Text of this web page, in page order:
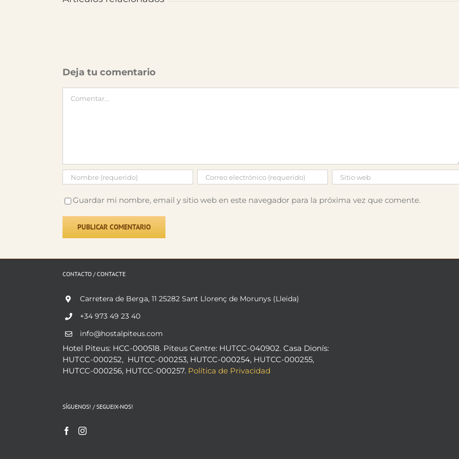
Deja tu comentario
Guardar mi nombre, email y sitio web en este navegador para la próxima vez que comente.
CONTACTO / CONTACTE
Carretera de Berga, 11 25282 Sant Llorenç de Morunys (Lleida)
+34 973 49 23 40
info@hostalpiteus.com
Hotel Piteus: HCC-000518. Piteus Centre: HUTCC-040902. Casa Dionís:
HUTCC-000252, HUTCC-000253, HUTCC-000254, HUTCC-000255,
HUTCC-000256, HUTCC-000257. Política de Privacidad
SÍGUENOS! / SEGUEIX-NOS!